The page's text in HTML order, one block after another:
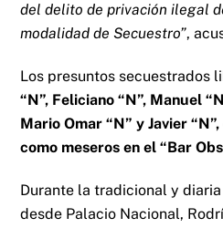
del delito de privación ilegal
modalidad de Secuestro”,
Los presuntos secuestrados
“N”, Feliciano “N”, Manuel
Mario Omar “N” y Javier
como meseros en el “Bar
Durante la tradicional y
desde Palacio Nacional,